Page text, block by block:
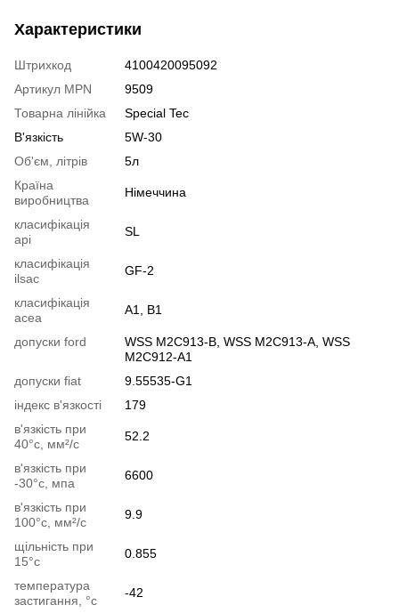
Характеристики
Штрихкод
4100420095092
Артикул MPN
9509
Товарна лінійка
Special Tec
В'язкість
5W-30
Об'єм, літрів
5л
Країна
виробництва
Німеччина
класифікація
api
SL
класифікація
ilsac
GF-2
класифікація
acea
A1, B1
допуски ford
WSS M2C913-B, WSS M2C913-A, WSS
M2C912-A1
допуски fiat
9.55535-G1
індекс в'язкості
179
в'язкість при
40°c, мм²/с
52.2
в'язкість при
-30°c, мпа
6600
в'язкість при
100°c, мм²/с
9.9
щільність при
15°c
0.855
температура
застигання, °c
-42